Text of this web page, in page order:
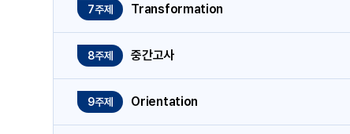
7주제 Transformation
8주제 중간고사
9주제 Orientation